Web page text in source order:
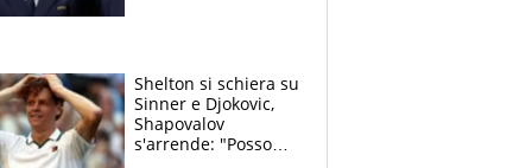
Shelton si schiera su
Sinner e Djokovic,
Shapovalov
s'arrende: "Posso